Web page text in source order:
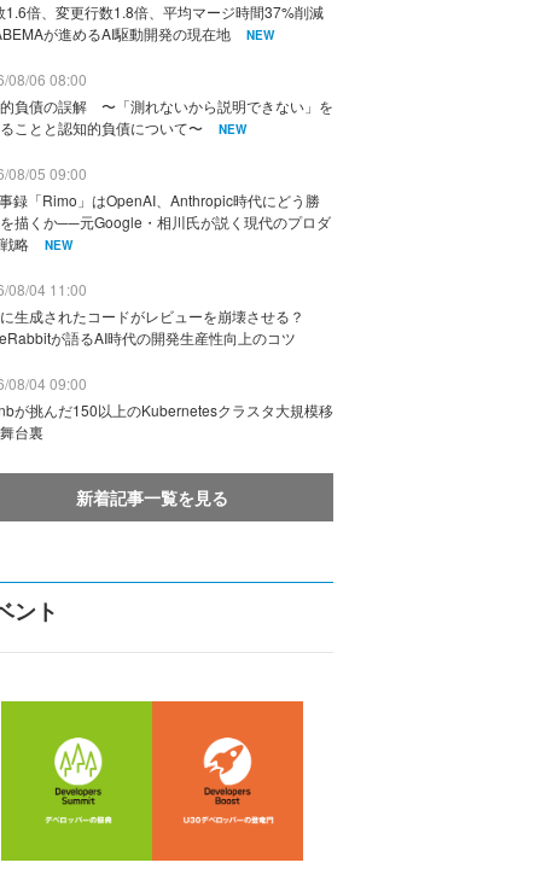
1.6倍、変更行数1.8倍、平均マージ時間37%削減
が進めるAI駆動開発の現在地
NEW
08/06 08:00
負債の誤解 〜「測れないから説明できない」を
ことと認知的負債について〜
NEW
08/05 09:00
録「Rimo」はOpenAI、Anthropic時代にどう勝
描くか──元Google・相川氏が説く現代のプロダ
略
NEW
08/04 11:00
生成されたコードがレビューを崩壊させる？
が語るAI時代の開発生産性向上のコツ
08/04 09:00
が挑んだ150以上のKubernetesクラスタ大規模移
台裏
新着記事一覧を見る
ント